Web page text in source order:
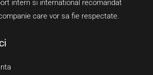
intern si international recomandat
care vor sa fie respectate.